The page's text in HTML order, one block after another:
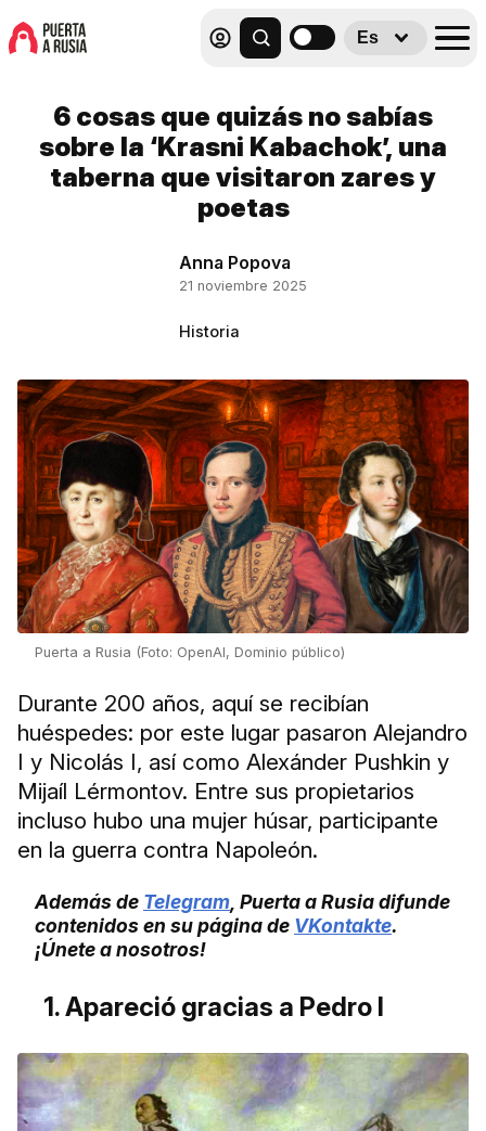
Es
6 cosas que quizás no sabías
sobre la ‘Krasni Kabachok’, una
taberna que visitaron zares y
poetas
Anna Popova
21 noviembre 2025
Historia
Puerta a Rusia (Foto: OpenAI, Dominio público)
Durante 200 años, aquí se recibían
huéspedes: por este lugar pasaron Alejandro
I y Nicolás I, así como Alexánder Pushkin y
Mijaíl Lérmontov. Entre sus propietarios
incluso hubo una mujer húsar, participante
en la guerra contra Napoleón.
Además de Telegram , Puerta a Rusia difunde
contenidos en su página de VKontakte.
¡Únete a nosotros!
1. Apareció gracias a Pedro I